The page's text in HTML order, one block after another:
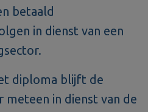
betaald
in dienst van een
diploma blijft de
meteen in dienst van de